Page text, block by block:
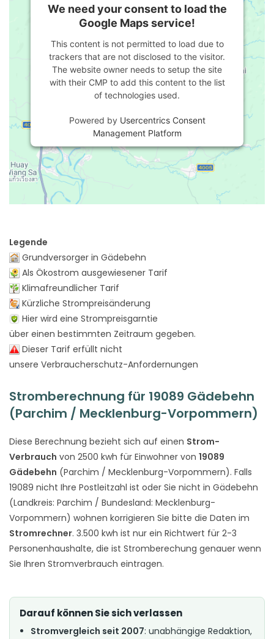
We need your consent to load the
Google Maps service!
This content is not permitted to load due to
trackers that are not disclosed to the visitor.
The website owner needs to setup the site
with their CMP to add this content to the list
of technologies used.
Powered by Usercentrics Consent
Management Platform
Legende
Grundversorger in Gädebehn
Als Ökostrom ausgewiesener Tarif
Klimafreundlicher Tarif
Kürzliche Strompreisänderung
Hier wird eine Strompreisgarntie
über einen bestimmten Zeitraum gegeben.
Dieser Tarif erfüllt nicht
unsere Verbraucherschutz-Anfordernungen
Stromberechnung für 19089 Gädebehn
(Parchim / Mecklenburg-Vorpommern)
Diese Berechnung bezieht sich auf einen Strom-
Verbrauch von 2500 kwh für Einwohner von 19089
Gädebehn (Parchim / Mecklenburg-Vorpommern). Falls
19089 nicht Ihre Postleitzahl ist oder Sie nicht in Gädebehn
(Landkreis: Parchim / Bundesland: Mecklenburg-
Vorpommern) wohnen korrigieren Sie bitte die Daten im
Stromrechner. 3.500 kwh ist nur ein Richtwert für 2-3
Personenhaushalte, die ist Stromberechung genauer wenn
Sie Ihren Stromverbrauch eintragen.
Darauf können Sie sich verlassen
Stromvergleich seit 2007: unabhängige Redaktion,